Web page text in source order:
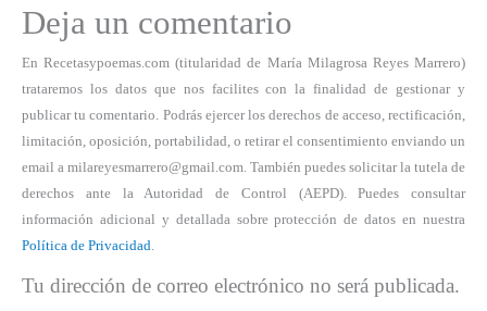
Deja un comentario
En Recetasypoemas.com (titularidad de María Milagrosa Reyes Marrero)
trataremos los datos que nos facilites con la finalidad de gestionar y
publicar tu comentario. Podrás ejercer los derechos de acceso, rectificación,
limitación, oposición, portabilidad, o retirar el consentimiento enviando un
email a milareyesmarrero@gmail.com. También puedes solicitar la tutela de
derechos ante la Autoridad de Control (AEPD). Puedes consultar
información adicional y detallada sobre protección de datos en nuestra
Política de Privacidad.
Tu dirección de correo electrónico no será publicada.